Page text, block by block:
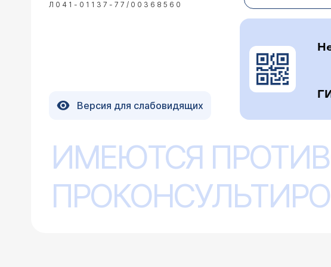
рентгенолог мог его не описать
изменения при предыдущем
последней компьютерной
версия предыдущего
05.02.2017 Дмитрий, 33 года, Москва
Добрый вечер, Данил Владимирович! В сентябре мы делали у Вас операцию по удалению почки моему папе. Все прошло
так как в организм вводится какая то
организма в целом у Вас? Спасибо!
Врач — уролог Хромов Данил
Уважаемый Дмитрий. При
применения
Насчет объема обследования
нагрузка).
Л041-01137-77/00368560
Версия для слабовидящих
ИМЕЮТСЯ